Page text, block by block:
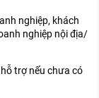
nghiệp, khách
nghiệp nội địa/
trợ nếu chưa có